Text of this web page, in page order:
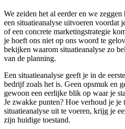
We zeiden het al eerder en we zeggen
een situatieanalyse uitvoeren voordat
of een concrete marketingstrategie
je hoeft ons niet op ons woord te
bekijken waarom situatieanalyse zo
van de planning.
Een situatieanalyse geeft je in de
bedrijf zoals het is. Geen opsmuk en
gewoon een eerlijke blik op waar je
Je zwakke punten? Hoe verhoud je je
situatieanalyse uit te voeren, krijg je
zijn huidige toestand.